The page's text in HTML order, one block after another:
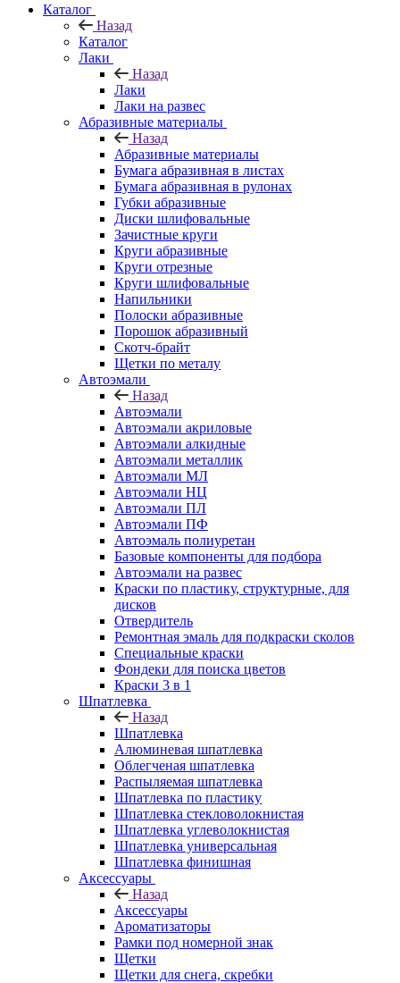
Каталог
Назад
Каталог
Лаки
Назад
Лаки
Лаки на развес
Абразивные материалы
Назад
Абразивные материалы
Бумага абразивная в листах
Бумага абразивная в рулонах
Губки абразивные
Диски шлифовальные
Зачистные круги
Круги абразивные
Круги отрезные
Круги шлифовальные
Напильники
Полоски абразивные
Порошок абразивный
Скотч-брайт
Щетки по металу
Автоэмали
Назад
Автоэмали
Автоэмали акриловые
Автоэмали алкидные
Автоэмали металлик
Автоэмали МЛ
Автоэмали НЦ
Автоэмали ПЛ
Автоэмали ПФ
Автоэмаль полиуретан
Базовые компоненты для подбора
Автоэмали на развес
Краски по пластику, структурные, для
дисков
Отвердитель
Ремонтная эмаль для подкраски сколов
Специальные краски
Фондеки для поиска цветов
Краски 3 в 1
Шпатлевка
Назад
Шпатлевка
Алюминевая шпатлевка
Облегченая шпатлевка
Распыляемая шпатлевка
Шпатлевка по пластику
Шпатлевка стекловолокнистая
Шпатлевка углеволокнистая
Шпатлевка универсальная
Шпатлевка финишная
Аксессуары
Назад
Аксессуары
Ароматизаторы
Рамки под номерной знак
Щетки
Щетки для снега, скребки